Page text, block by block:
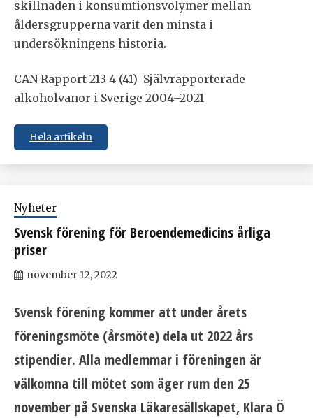
skillnaden i konsumtionsvolymer mellan
åldersgrupperna varit den minsta i
undersökningens historia.
CAN Rapport 213 4 (41) Självrapporterade
alkoholvanor i Sverige 2004–2021
Hela artikeln
Nyheter
Svensk förening för Beroendemedicins årliga
priser
november 12, 2022
Svensk förening kommer att under årets
föreningsmöte (årsmöte) dela ut 2022 års
stipendier. Alla medlemmar i föreningen är
välkomna till mötet som äger rum den 25
november på Svenska Läkaresällskapet, Klara Ö